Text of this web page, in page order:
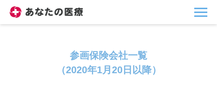
参画保険会社一覧
（2020年1月20日以降）